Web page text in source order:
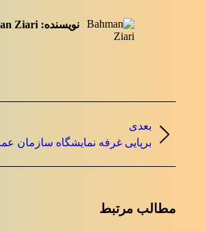
نویسنده:
نوشته
بعدی
نوشته
بعدی:
برپایی غرفه نمایشگاه سازمان
مطالب مرتبط